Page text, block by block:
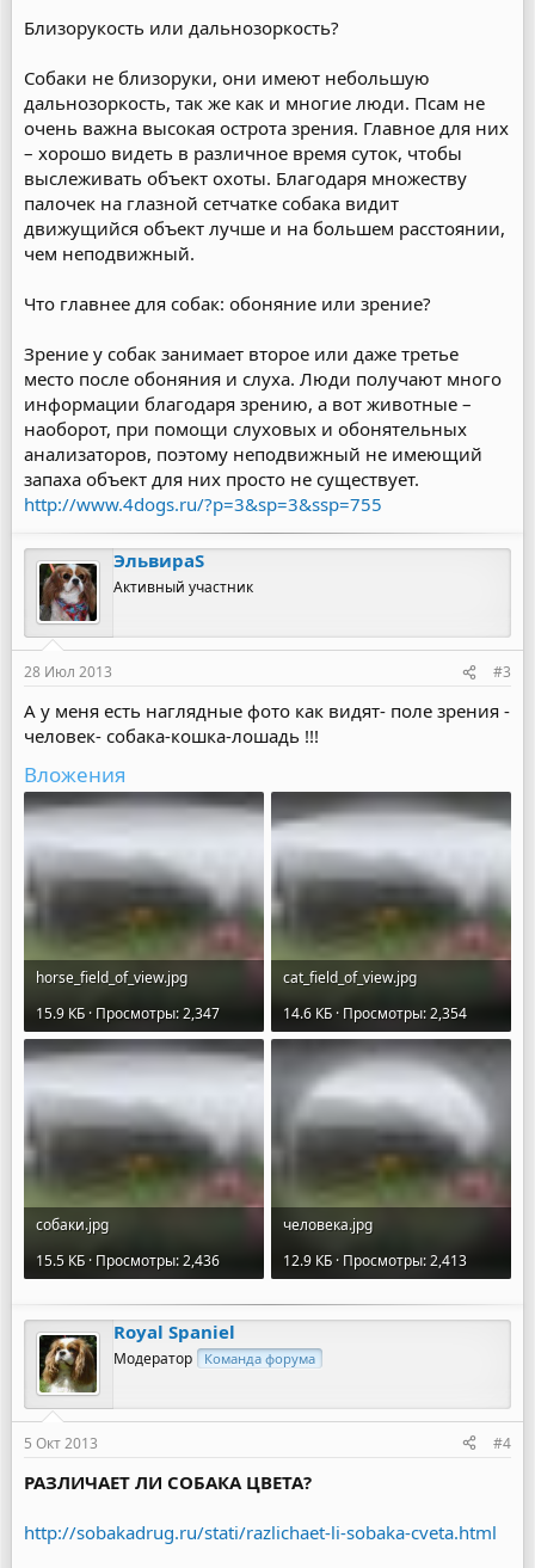
Близорукость или дальнозоркость?
Собаки не близоруки, они имеют небольшую
дальнозоркость, так же как и многие люди. Псам не
очень важна высокая острота зрения. Главное для них
– хорошо видеть в различное время суток, чтобы
выслеживать объект охоты. Благодаря множеству
палочек на глазной сетчатке собака видит
движущийся объект лучше и на большем расстоянии,
чем неподвижный.
Что главнее для собак: обоняние или зрение?
Зрение у собак занимает второе или даже третье
место после обоняния и слуха. Люди получают много
информации благодаря зрению, а вот животные –
наоборот, при помощи слуховых и обонятельных
анализаторов, поэтому неподвижный не имеющий
запаха объект для них просто не существует.
http://www.4dogs.ru/?p=3&sp=3&ssp=755
ЭльвираS
Активный участник
28 Июл 2013 #3
А у меня есть наглядные фото как видят- поле зрения -
человек- собака-кошка-лошадь !!!
Вложения
horse_field_of_view.jpg
15.9 КБ · Просмотры: 2,347
cat_field_of_view.jpg
14.6 КБ · Просмотры: 2,354
собаки.jpg
15.5 КБ · Просмотры: 2,436
человека.jpg
12.9 КБ · Просмотры: 2,413
Royal Spaniel
Модератор Команда форума
5 Окт 2013 #4
РАЗЛИЧАЕТ ЛИ СОБАКА ЦВЕТА?
http://sobakadrug.ru/stati/razlichaet-li-sobaka-cveta.html